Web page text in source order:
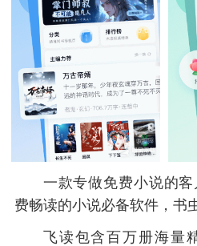
一款专做免费小说的
费畅读的小说必备软件，书
飞读包含百万册海量